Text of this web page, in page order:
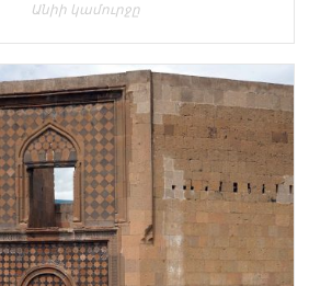
Անիի կամուրջը